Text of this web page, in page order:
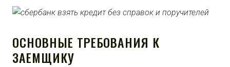
ОСНОВНЫЕ ТРЕБОВАНИЯ К
ЗАЕМЩИКУ